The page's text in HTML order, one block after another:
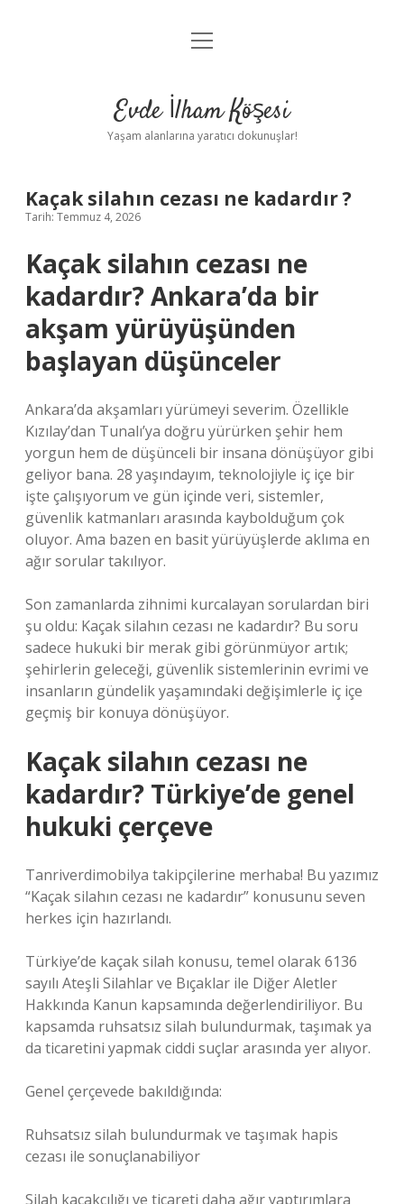
Anasayfa
Yasal Uyarı
menüyü
Evde İlham Köşesi
Yaşam alanlarına yaratıcı dokunuşlar!
Kaçak silahın cezası ne kadardır ?
Tarih: Temmuz 4, 2026
Kaçak silahın cezası ne
kadardır? Ankara’da bir
akşam yürüyüşünden
başlayan düşünceler
Ankara’da akşamları yürümeyi severim. Özellikle
Kızılay’dan Tunalı’ya doğru yürürken şehir hem
yorgun hem de düşünceli bir insana dönüşüyor gibi
geliyor bana. 28 yaşındayım, teknolojiyle iç içe bir
işte çalışıyorum ve gün içinde veri, sistemler,
güvenlik katmanları arasında kaybolduğum çok
oluyor. Ama bazen en basit yürüyüşlerde aklıma en
ağır sorular takılıyor.
Son zamanlarda zihnimi kurcalayan sorulardan biri
şu oldu: Kaçak silahın cezası ne kadardır? Bu soru
sadece hukuki bir merak gibi görünmüyor artık;
şehirlerin geleceği, güvenlik sistemlerinin evrimi ve
insanların gündelik yaşamındaki değişimlerle iç içe
geçmiş bir konuya dönüşüyor.
Kaçak silahın cezası ne
kadardır? Türkiye’de genel
hukuki çerçeve
Tanriverdimobilya takipçilerine merhaba! Bu yazımız
“Kaçak silahın cezası ne kadardır” konusunu seven
herkes için hazırlandı.
Türkiye’de kaçak silah konusu, temel olarak 6136
sayılı Ateşli Silahlar ve Bıçaklar ile Diğer Aletler
Hakkında Kanun kapsamında değerlendiriliyor. Bu
kapsamda ruhsatsız silah bulundurmak, taşımak ya
da ticaretini yapmak ciddi suçlar arasında yer alıyor.
Genel çerçevede bakıldığında:
Ruhsatsız silah bulundurmak ve taşımak hapis
cezası ile sonuçlanabiliyor
Silah kaçakçılığı ve ticareti daha ağır yaptırımlara